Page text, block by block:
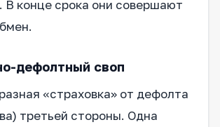
конце срока они совершают
дефолтный своп
«страховка» от дефолта
третьей стороны. Одна